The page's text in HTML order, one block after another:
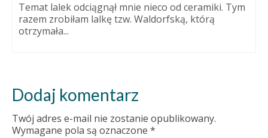
mnie nieco od ceramiki. Tym
lalkę tzw. Waldorfską, którą
Dodaj komentarz
Twój adres e-mail nie zostanie opublikowany.
Wymagane pola są oznaczone *